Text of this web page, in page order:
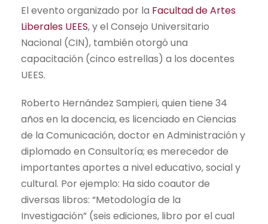
El evento organizado por la Facultad de Artes
Liberales UEES, y el Consejo Universitario
Nacional (CIN), también otorgó una
capacitación (cinco estrellas) a los docentes
UEES.
Roberto Hernández Sampieri, quien tiene 34
años en la docencia, es licenciado en Ciencias
de la Comunicación, doctor en Administración y
diplomado en Consultoría; es merecedor de
importantes aportes a nivel educativo, social y
cultural. Por ejemplo: Ha sido coautor de
diversas libros: “Metodología de la
Investigación” (seis ediciones, libro por el cual